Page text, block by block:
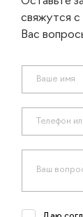
свяжутся
Вас